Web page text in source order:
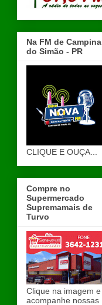
Na FM de Campina
do Simão - PR
CLIQUE E OUÇA...
Compre no
Supermercado
Supremamais de
Turvo
Clique na imagem e
acompanhe nossas